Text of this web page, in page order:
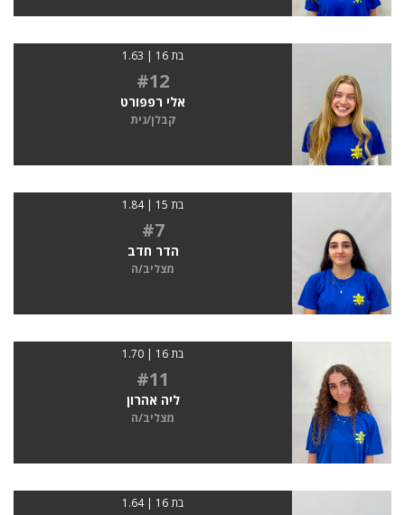
בת 16 | 1.63
#12
אלי רפפורט
קבלן/נית
בת 15 | 1.84
#7
הדר חדב
מצליב/ה
בת 16 | 1.70
#11
ליה אהרון
מצליב/ה
בת 16 | 1.64